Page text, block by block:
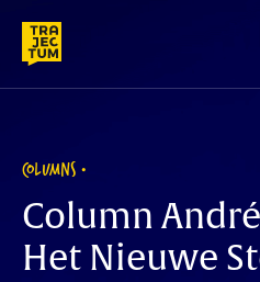
content
COLUMNS
Column
Het Nieuwe